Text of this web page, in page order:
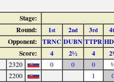
Stage:
Round:
1st 2nd 3rd 4
Opponent: TRNC DUBN TTPR
Score:
4 2½ 4
2320 0 0 0
2200 1